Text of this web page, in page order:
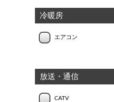
冷暖房
エアコン
放送・通信
CATV